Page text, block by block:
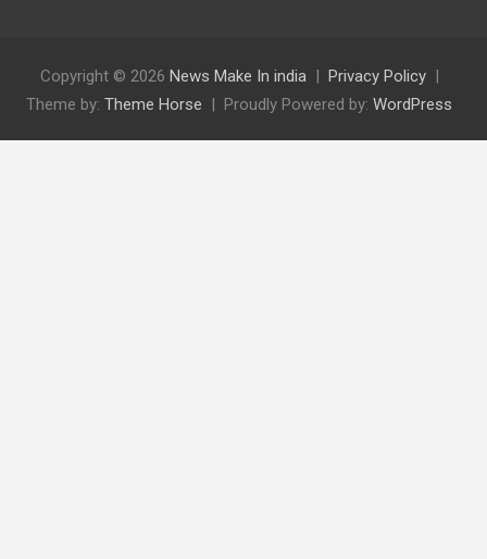
Copyright © 2026 News Make In india
Privacy Policy
Theme by: Theme Horse Proudly Powered by: WordPress